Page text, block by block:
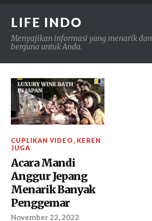
LIFE INDO
Menyajikan informasi yang menarik dan
berguna untuk Anda.
CUPLIKAN VIDEO, KEREN
JUGA
Acara Mandi
Anggur Jepang
Menarik Banyak
Penggemar
November 22, 2022